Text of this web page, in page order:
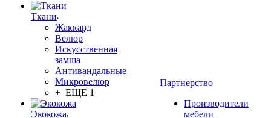
Ткани
Жаккард
Велюр
Искусственная
замша
Антивандальные
Микровелюр
+ ЕЩЕ 1
Экокожа
Партнерство
Производители
мебели